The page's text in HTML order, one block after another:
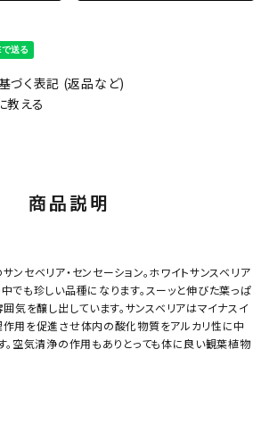
づく表記 (返品など)
教える
商品説明
ンセベリア・センセーション。ホワイトサンスベリア
でも珍しい品種になります。スーッと伸びた葉っぱ
気を醸し出しています。サンスベリアはマイナスイ
用を促進させ体内の酸化物質をアルカリ性に中
。空気清浄の作用もありとっても体に良い観葉植物